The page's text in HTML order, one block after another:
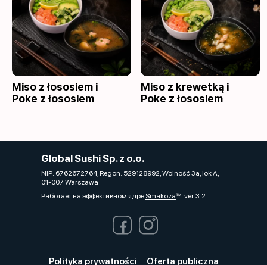
Miso z łososiem i
Poke z łososiem
Miso z krewetką i
Poke z łososiem
Global Sushi Sp. z o.o.
NIP: 6762672764, Regon: 529128992, Wolność 3a, lok A,
01-007 Warszawa
Работает на эффективном ядре Smakozaver. 3.2
Polityka prywatności Oferta publiczna